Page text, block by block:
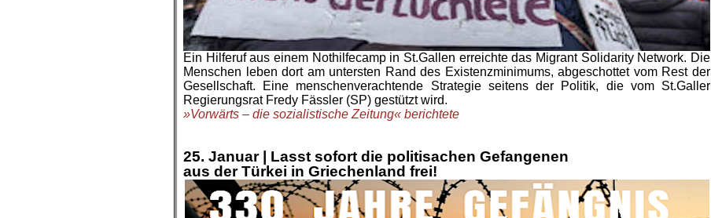
Ein Hilferuf aus einem Nothilfecamp in St.Gallen erreichte das Migrant Solidarity Network. Die
Menschen leben dort am untersten Rand des Existenzminimums, abgeschottet vom Rest der
Gesellschaft. Eine menschenverachtende Strategie seitens der Politik, die vom St.Galler
Regierungsrat Fredy Fässler (SP) gestützt wird.
»Vorwärts – die sozialistische Zeitung« berichtete
25. Januar | Lasst sofort die politisachen Gefangenen
aus der Türkei in Griechenland frei!